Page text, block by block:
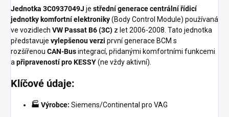
Jednotka 3C0937049J je střední generace centrální řídicí
jednotky komfortní elektroniky(Body Control Module) používaná
ve vozidlech VW Passat B6 (3C) z let 2006-2008. Tato jednotka
představuje vylepšenou verzi první generace BCM s
rozšířenou CAN-Busintegrací, přidanými komfortními funkcemi
a připraveností pro KESSY(ne vždy aktivní).
Klíčové údaje:
🏭 Výrobce: Siemens/Continental pro VAG